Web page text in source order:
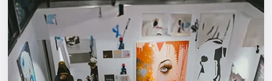
Квесты
Экскурсии
Спорт